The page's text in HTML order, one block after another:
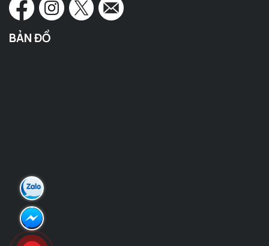
BẢN ĐỒ